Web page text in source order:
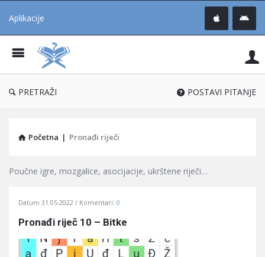
Aplikacije
®
PRETRAŽI POSTAVI PITANJE
Početna | Pronađi riječi
Poučne igre, mozgalice, asocijacije, ukrštene riječi…
Latest
Datum 31.05.2022 Komentari: 0
Pronađi riječ 10 – Bitke